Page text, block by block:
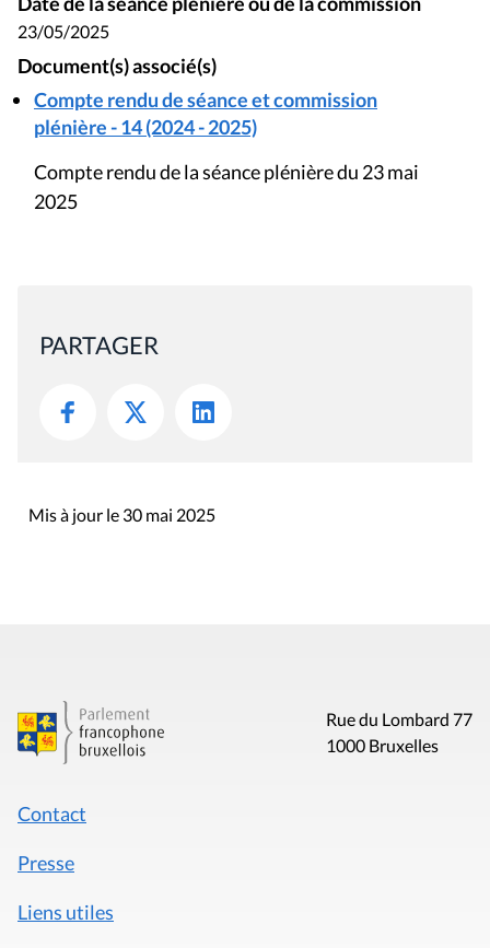
23/05/2025
Document(s) associé(s)
Compte rendu de séance et commission
plénière - 14 (2024 - 2025)
Compte rendu de la séance plénière du 23 mai
2025
PARTAGER
Mis à jour le 30 mai 2025
Rue du Lombard 77
1000 Bruxelles
Contact
Presse
Liens utiles